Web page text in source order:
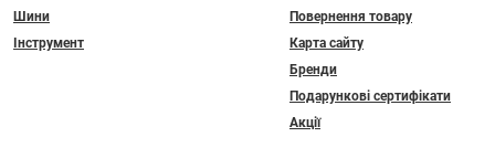
Шини
Інструмент
Повернення товару
Карта сайту
Бренди
Подарункові сертифікати
Акції